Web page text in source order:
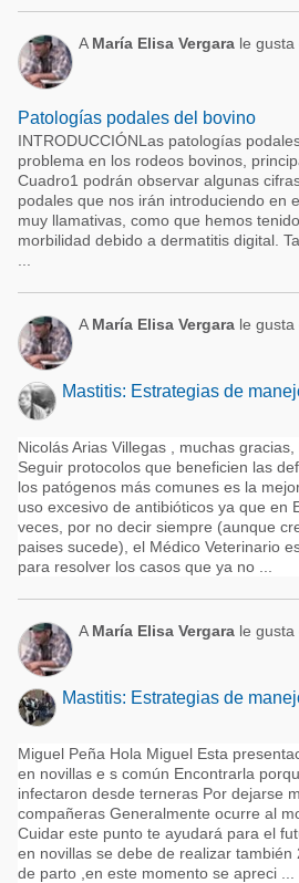
A María Elisa Vergara le gusta
Patologías podales del bovino
INTRODUCCIÓNLas patologías
problema en los rodeos bovinos,
Cuadro1 podrán observar algunas
podales que nos irán introduciendo en
muy llamativas, como que hemos
morbilidad debido a dermatitis digital.
A María Elisa Vergara le gusta
Mastitis: Estrategias de
Nicolás Arias Villegas , muchas
Seguir protocolos que beneficien las
los patógenos más comunes es la
uso excesivo de antibióticos ya que en
veces, por no decir siempre (aunque
paises sucede), el Médico Veterinario
para resolver los casos que ya no ...
A María Elisa Vergara le gusta
Mastitis: Estrategias de
Miguel Peña Hola Miguel Esta
en novillas e s común Encontrarla
infectaron desde terneras Por dejarse
compañeras Generalmente ocurre al
Cuidar este punto te ayudará para el
en novillas se debe de realizar
de parto ,en este momento se apreci ...